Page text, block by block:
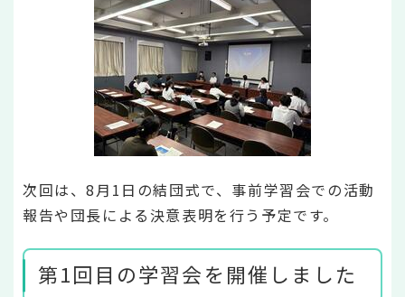
次回は、8月1日の結団式で、事前学習会での活動
報告や団長による決意表明を行う予定です。
第1回目の学習会を開催しました